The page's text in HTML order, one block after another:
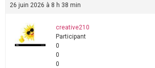
26 juin 2026 à 8 h 38 min
creative210
Participant
0
0
0